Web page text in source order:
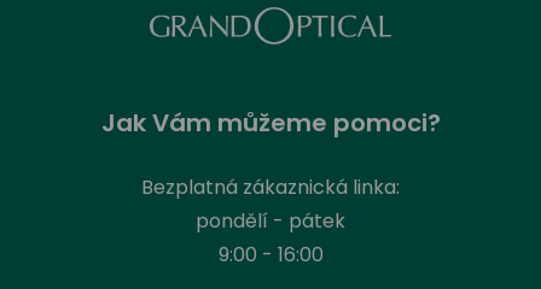
Jak Vám můžeme pomoci?
Bezplatná zákaznická linka:
pondělí - pátek
9:00 - 16:00